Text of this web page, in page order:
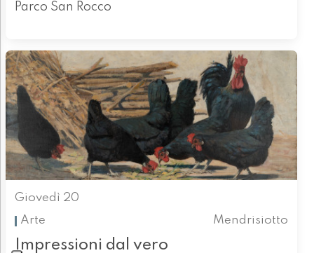
Parco San Rocco
Giovedì 20
Arte
Mendrisiotto
Impressioni dal vero